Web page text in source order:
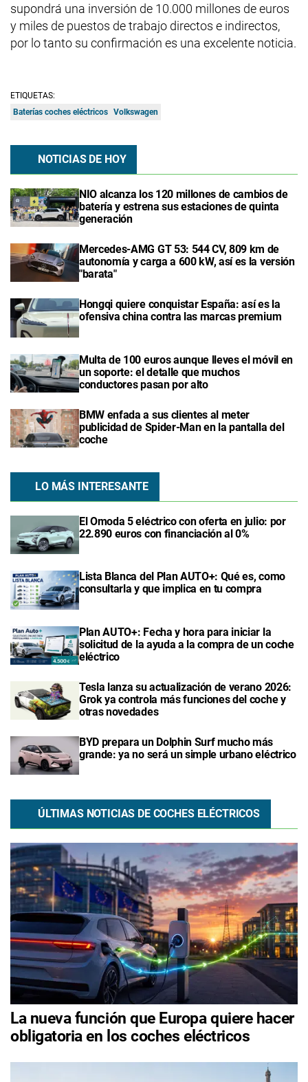
supondrá una inversión de 10.000 millones de euros
y miles de puestos de trabajo directos e indirectos,
por lo tanto su confirmación es una excelente noticia.
ETIQUETAS:
Baterías coches eléctricos Volkswagen
NOTICIAS DE HOY
NIO alcanza los 120 millones de cambios de
batería y estrena sus estaciones de quinta
generación
Mercedes-AMG GT 53: 544 CV, 809 km de
autonomía y carga a 600 kW, así es la versión
"barata"
Hongqi quiere conquistar España: así es la
ofensiva china contra las marcas premium
Multa de 100 euros aunque lleves el móvil en
un soporte: el detalle que muchos
conductores pasan por alto
BMW enfada a sus clientes al meter
publicidad de Spider-Man en la pantalla del
coche
LO MÁS INTERESANTE
El Omoda 5 eléctrico con oferta en julio: por
22.890 euros con financiación al 0%
Lista Blanca del Plan AUTO+: Qué es, como
consultarla y que implica en tu compra
Plan AUTO+: Fecha y hora para iniciar la
solicitud de la ayuda a la compra de un coche
eléctrico
Tesla lanza su actualización de verano 2026:
Grok ya controla más funciones del coche y
otras novedades
BYD prepara un Dolphin Surf mucho más
grande: ya no será un simple urbano eléctrico
ÚLTIMAS NOTICIAS DE COCHES ELÉCTRICOS
La nueva función que Europa quiere hacer
obligatoria en los coches eléctricos